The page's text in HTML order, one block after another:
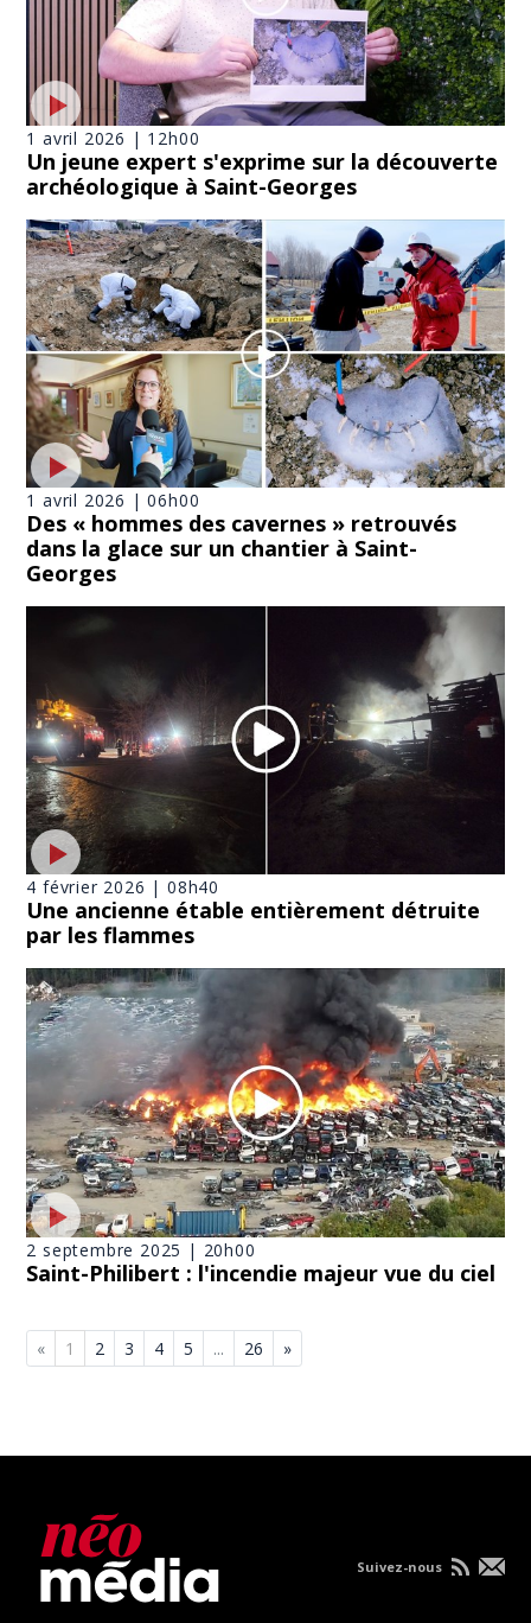
1 avril 2026 | 12h00
Un jeune expert s'exprime sur la découverte
archéologique à Saint-Georges
1 avril 2026 | 06h00
Des « hommes des cavernes » retrouvés
dans la glace sur un chantier à Saint-
Georges
4 février 2026 | 08h40
Une ancienne étable entièrement détruite
par les flammes
2 septembre 2025 | 20h00
Saint-Philibert : l'incendie majeur vue du ciel
« 1 2 3 4 5 ... 26 »
Suivez-nous